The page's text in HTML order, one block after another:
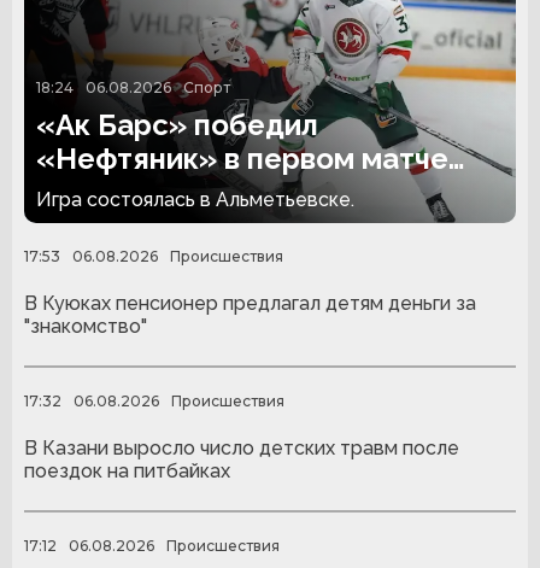
18:24 06.08.2026 Спорт
«Ак Барс» победил
«Нефтяник» в первом матче
сезона
Игра состоялась в Альметьевске.
17:53 06.08.2026 Происшествия
В Куюках пенсионер предлагал детям деньги за
"знакомство"
17:32 06.08.2026 Происшествия
В Казани выросло число детских травм после
поездок на питбайках
17:12 06.08.2026 Происшествия